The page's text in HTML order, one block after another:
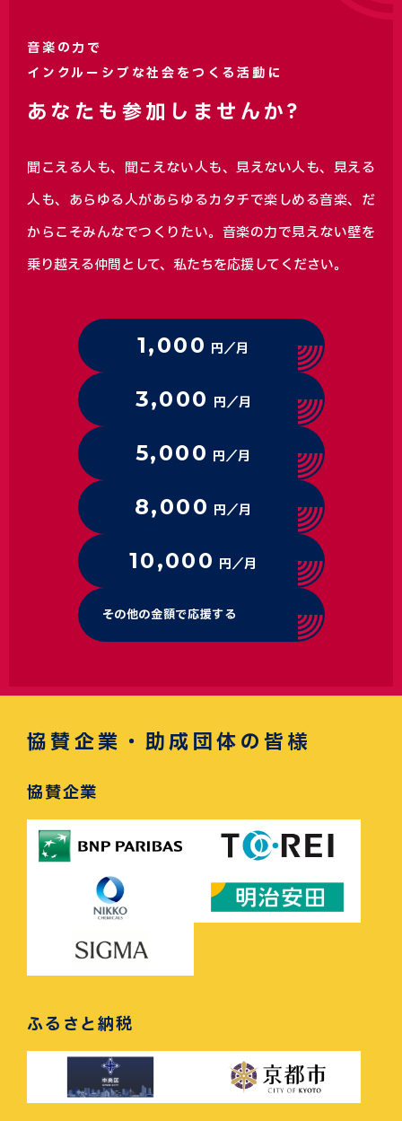
音楽の力で
インクルーシブな社会をつくる活動に
あなたも参加しませんか?
聞こえる人も、聞こえない人も、見えない人も、見える
人も、あらゆる人があらゆるカタチで楽しめる音楽、 だ
からこそみんなでつくりたい。音楽の力で見えない壁を
乗り越える仲間として、私たちを応援してください。
1,000 円／月
3,000 円／月
5,000 円／月
8,000 円／月
10,000 円／月
その他の金額で応援する
協賛企業・助成団体の皆様
協賛企業
ふるさと納税